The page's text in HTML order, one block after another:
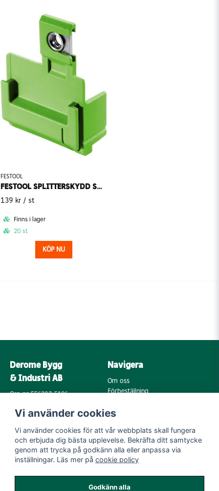
FESTOOL
FESTOOL SPLITTERSKYDD SÄNKSÅG SP-TS 55 R
139 kr / st
Finns i lager
20 st
KÖP NU
Derome Bygg
& Industri AB
Org. nr: 556202-5196
43248 Varberg
Kontakta oss
Mail:
byggoutlet@support.derome.se
Navigera
Om oss
Förbeställning
Köpvillkor
Integritetspolicy
Cookies
Vi använder cookies
Vi använder cookies för att vår webbplats skall fungera
och erbjuda dig bästa upplevelse. Bekräfta ditt samtycke
genom att trycka på godkänn alla eller anpassa via
inställningar. Läs mer på cookie policy
Godkänn alla